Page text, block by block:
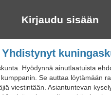
Kirjaudu sisään
Hyödynnä ainutlaatuista
Se auttaa löytämään
viestintään. Asiantuntevan